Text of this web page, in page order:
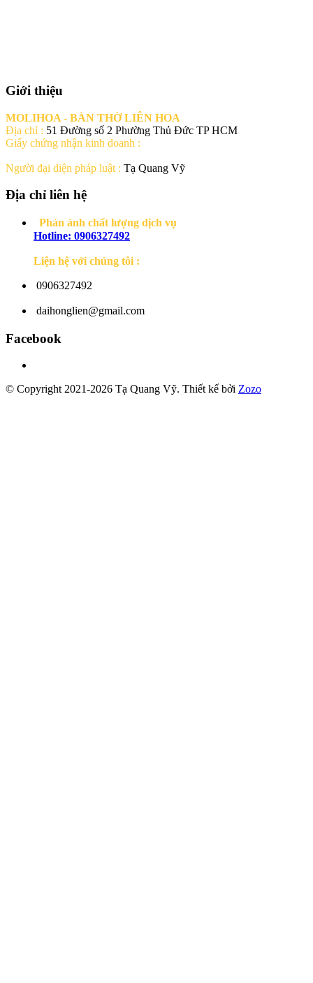
Giới thiệu
MOLIHOA - BÀN THỜ LIÊN HOA
Địa chỉ : 51 Đường số 2 Phường Thủ Đức TP HCM
Giấy chứng nhận kinh doanh :
Người đại diện pháp luật : Tạ Quang Vỹ
Địa chỉ liên hệ
Phản ánh chất lượng dịch vụ
Hotline: 0906327492
Liện hệ với chúng tôi :
0906327492
daihonglien@gmail.com
Facebook
© Copyright 2021-2026 Tạ Quang Vỹ. Thiết kế bởi Zozo